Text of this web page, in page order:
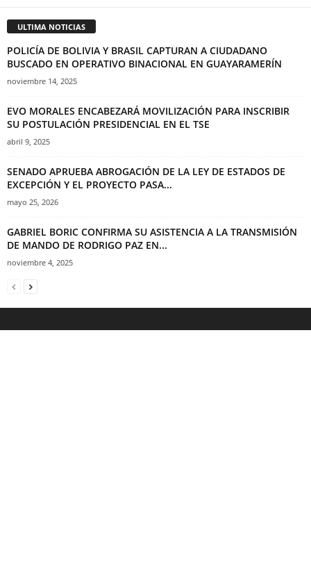
ULTIMA NOTICIAS
POLICÍA DE BOLIVIA Y BRASIL CAPTURAN A CIUDADANO
BUSCADO EN OPERATIVO BINACIONAL EN GUAYARAMERÍN
noviembre 14, 2025
EVO MORALES ENCABEZARÁ MOVILIZACIÓN PARA INSCRIBIR
SU POSTULACIÓN PRESIDENCIAL EN EL TSE
abril 9, 2025
SENADO APRUEBA ABROGACIÓN DE LA LEY DE ESTADOS DE
EXCEPCIÓN Y EL PROYECTO PASA...
mayo 25, 2026
GABRIEL BORIC CONFIRMA SU ASISTENCIA A LA TRANSMISIÓN
DE MANDO DE RODRIGO PAZ EN...
noviembre 4, 2025